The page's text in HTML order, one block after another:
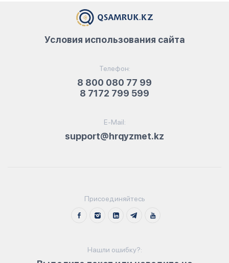
Телефон:
8 800 080 77 99
8 7172 799 599
E-Mail:
support@hrqyzmet.kz
Условия использования сайта
Присоединяйтесь
Нашли ошибку?: